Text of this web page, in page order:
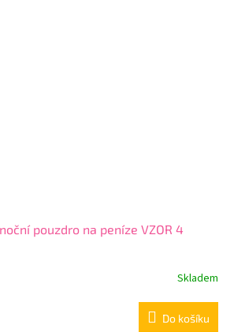
pouzdro na peníze VZOR 4
Skladem
Do košíku